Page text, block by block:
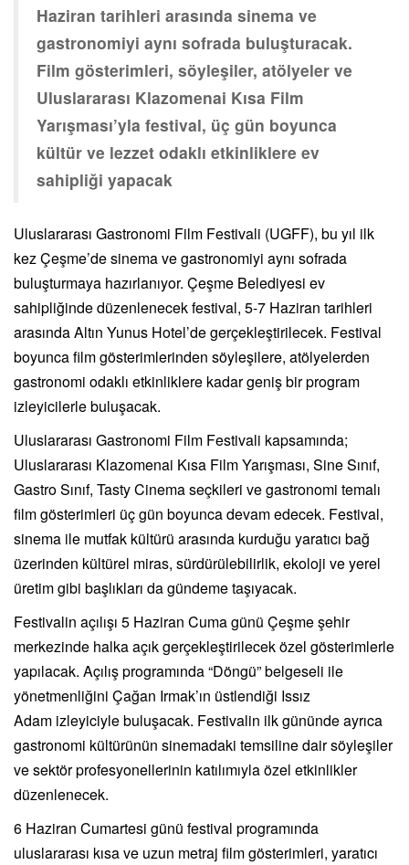
Haziran tarihleri arasında sinema ve
gastronomiyi aynı sofrada buluşturacak.
Film gösterimleri, söyleşiler, atölyeler ve
Uluslararası Klazomenai Kısa Film
Yarışması’yla festival, üç gün boyunca
kültür ve lezzet odaklı etkinliklere ev
sahipliği yapacak
Uluslararası Gastronomi Film Festivali (UGFF), bu yıl ilk
kez Çeşme’de sinema ve gastronomiyi aynı sofrada
buluşturmaya hazırlanıyor. Çeşme Belediyesi ev
sahipliğinde düzenlenecek festival, 5-7 Haziran tarihleri
arasında Altın Yunus Hotel’de gerçekleştirilecek. Festival
boyunca film gösterimlerinden söyleşilere, atölyelerden
gastronomi odaklı etkinliklere kadar geniş bir program
izleyicilerle buluşacak.
Uluslararası Gastronomi Film Festivali kapsamında;
Uluslararası Klazomenai Kısa Film Yarışması, Sine Sınıf,
Gastro Sınıf, Tasty Cinema seçkileri ve gastronomi temalı
film gösterimleri üç gün boyunca devam edecek. Festival,
sinema ile mutfak kültürü arasında kurduğu yaratıcı bağ
üzerinden kültürel miras, sürdürülebilirlik, ekoloji ve yerel
üretim gibi başlıkları da gündeme taşıyacak.
Festivalin açılışı 5 Haziran Cuma günü Çeşme şehir
merkezinde halka açık gerçekleştirilecek özel gösterimlerle
yapılacak. Açılış programında “Döngü” belgeseli ile
yönetmenliğini Çağan Irmak’ın üstlendiği Issız
Adam izleyiciyle buluşacak. Festivalin ilk gününde ayrıca
gastronomi kültürünün sinemadaki temsiline dair söyleşiler
ve sektör profesyonellerinin katılımıyla özel etkinlikler
düzenlenecek.
6 Haziran Cumartesi günü festival programında
uluslararası kısa ve uzun metraj film gösterimleri, yaratıcı